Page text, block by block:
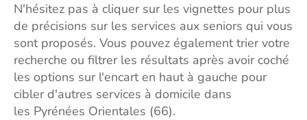
N'hésitez pas à cliquer sur les vignettes pour plus
de précisions sur les services aux seniors qui vous
sont proposés. Vous pouvez également trier votre
recherche ou filtrer les résultats après avoir coché
les options sur l'encart en haut à gauche pour
cibler d'autres services à domicile dans
les Pyrénées Orientales (66).